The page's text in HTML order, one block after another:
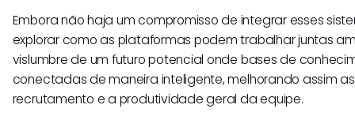
Embora não haja um compromisso de integrar esses
explorar como as plataformas podem trabalhar juntas
vislumbre de um futuro potencial onde bases de
conectadas de maneira inteligente, melhorando assim
recrutamento e a produtividade geral da equipe.